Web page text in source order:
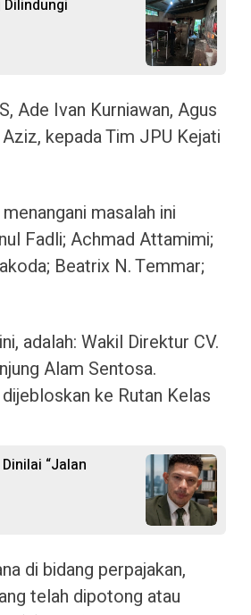
Ade Ivan Kurniawan, Agus
kepada Tim JPU Kejati
masalah ini
Fadli; Achmad Attamimi;
Beatrix N. Temmar;
adalah: Wakil Direktur CV.
Alam Sentosa.
ke Rutan Kelas
“Jalan
di bidang perpajakan,
telah dipotong atau